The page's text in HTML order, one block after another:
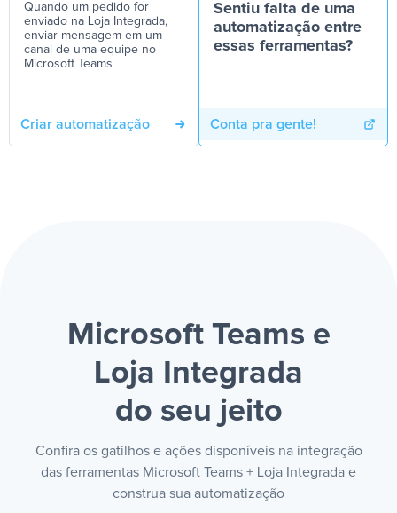
Quando um pedido for
enviado na Loja Integrada,
enviar mensagem em um
canal de uma equipe no
Microsoft Teams
Criar automatização
Sentiu falta de uma
automatização entre
essas ferramentas?
Conta pra gente!
Microsoft Teams e
Loja Integrada
do seu jeito
Confira os gatilhos e ações disponíveis na integração
das ferramentas Microsoft Teams + Loja Integrada e
construa sua automatização